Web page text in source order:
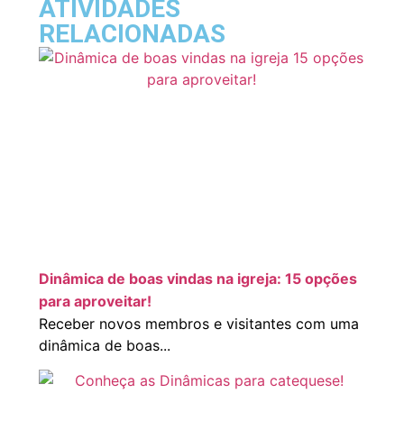
ATIVIDADES
RELACIONADAS
Dinâmica de boas vindas na igreja: 15 opções
para aproveitar!
Receber novos membros e visitantes com uma
dinâmica de boas...